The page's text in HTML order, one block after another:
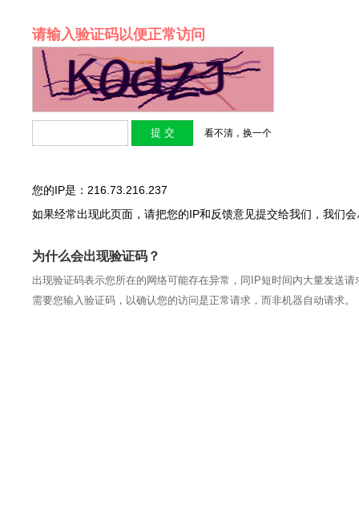
请输入验证码以便正常访问
看不清，换一个
您的IP是：216.73.216.237
如果经常出现此页面，请把您的IP和反馈意见提交给我们，我们
为什么会出现验证码？
出现验证码表示您所在的网络可能存在异常，同IP短时间内大量发送
需要您输入验证码，以确认您的访问是正常请求，而非机器自动请求。